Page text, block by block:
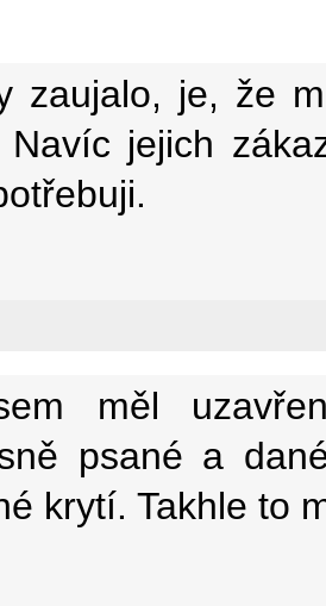
zaujalo, je, že
Navíc jejich
měl
psané a
krytí. Takhle to